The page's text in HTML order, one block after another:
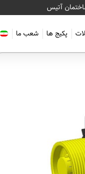
پکیج ها شعب ما